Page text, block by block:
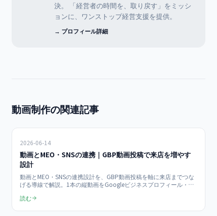
決。 「経営者の時間を、取り戻す」をミッシ
ョンに、ワンストップ経営支援を提供。
→ プロフィール詳細
動画制作の関連記事
2026-06-14
動画とMEO・SNSの連携｜GBP動画投稿で来店を増やす
設計
動画とMEO・SNSの連携設計を、GBP動画投稿を軸に来店までつな
げる導線で解説。1本の縦動画をGoogleビジネスプロフィール・
測定の3指標、月10本運用のROI試算まで、月¥150,000〜の動画支
読む